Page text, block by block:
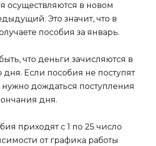
осуществляются в новом
Это значит, что в
пособия за январь.
что деньги зачисляются в
дня. Если пособия не поступят
нужно дождаться поступления
дня.
приходят с 1 по 25 число
от графика работы